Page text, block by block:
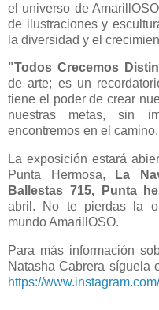
el universo de
de ilustraciones y
la diversidad y el
"Todos Crecemos
de arte; es un
tiene el poder de crear
nuestras metas, sin
encontremos en el camino.
La exposición estará
Punta Hermosa,
La
Ballestas 715, Punta
abril. No te pierdas la
mundo AmarillOSO.
Para más información
Natasha Cabrera síguela
https://